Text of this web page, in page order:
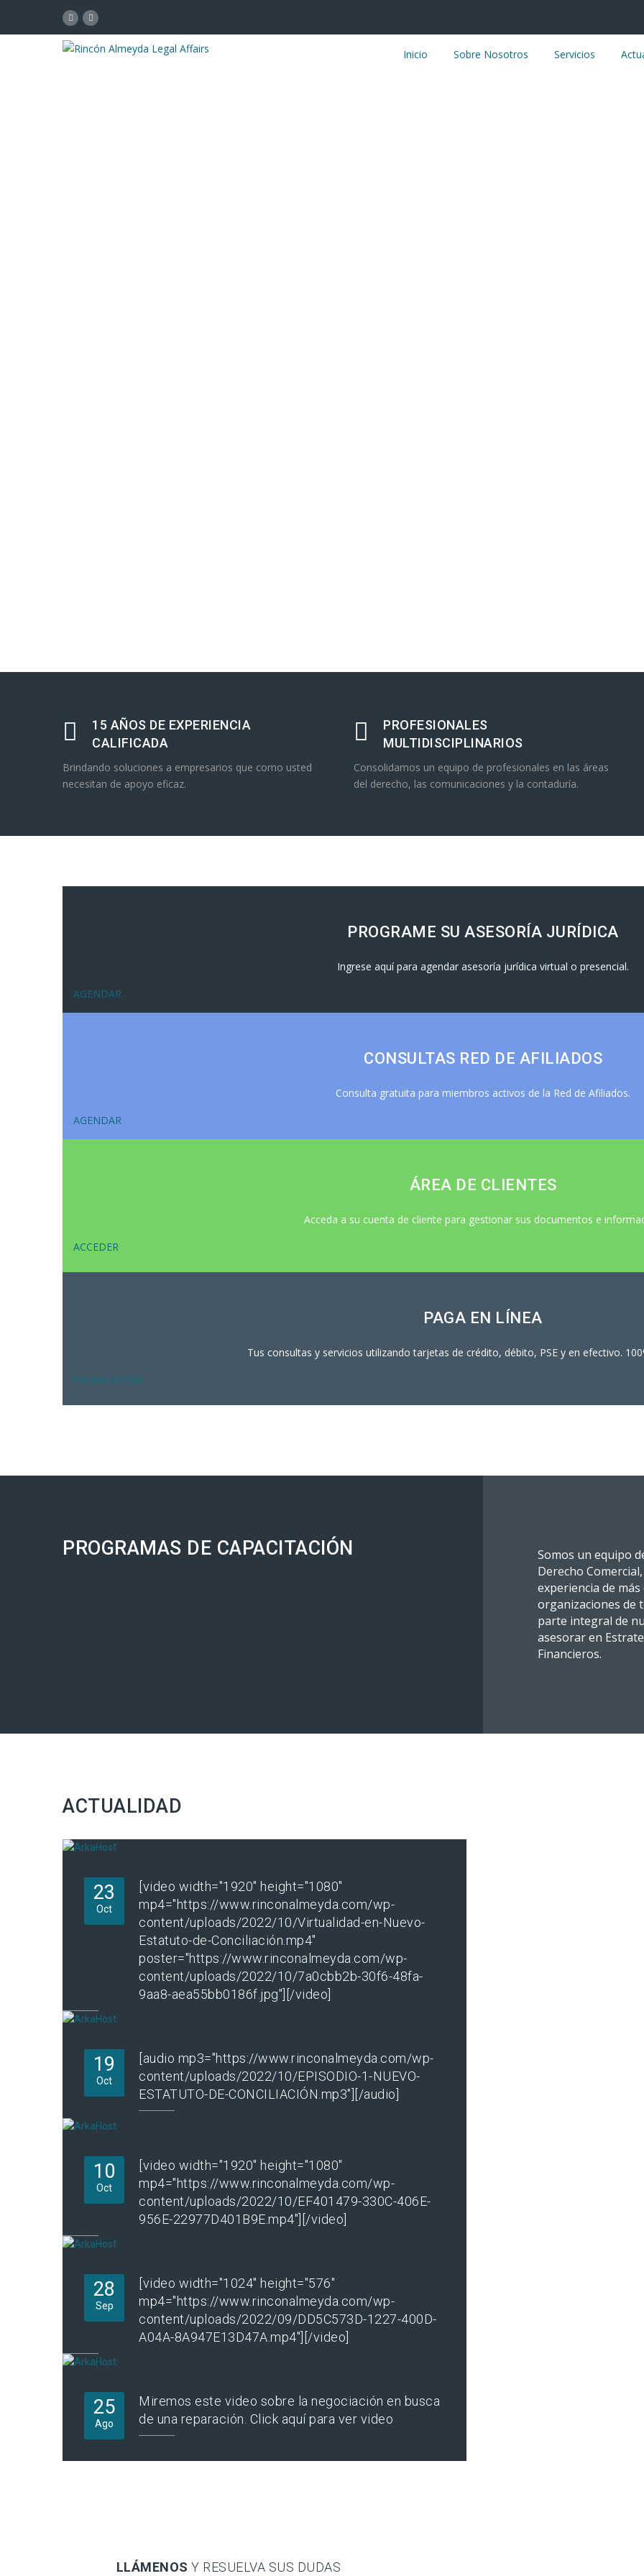
Inicio Sobre Nosotros Servicios
15 AÑOS DE EXPERIENCIA
CALIFICADA
Brindando soluciones a empresarios que como usted
necesitan de apoyo eficaz.
PROFESIONALES
MULTIDISCIPLINARIOS
Consolidamos un equipo de profesionales en las áreas
del derecho, las comunicaciones y la contaduría.
PROGRAME SU ASESORÍA JURÍDICA
Ingrese aquí para agendar asesoría jurídica virtual o presencial.
AGENDAR
CONSULTAS RED DE AFILIADOS
Consulta gratuita para miembros activos de la Red de Afiliados.
AGENDAR
ÁREA DE CLIENTES
Acceda a su cuenta de cliente para gestionar sus documentos e
ACCEDER
PAGA EN LÍNEA
Tus consultas y servicios utilizando tarjetas de crédito, débito, PSE y en efectivo.
PAGAR AHORA
PROGRAMAS DE CAPACITACIÓN
Somos un equipo
Derecho
experiencia de
organizaciones de
parte integral de
asesorar en
Financieros.
ACTUALIDAD
23
Oct
[video width="1920" height="1080"
mp4="https://www.rinconalmeyda.com/wp-
content/uploads/2022/10/Virtualidad-en-Nuevo-
Estatuto-de-Conciliación.mp4"
poster="https://www.rinconalmeyda.com/wp-
content/uploads/2022/10/7a0cbb2b-30f6-48fa-
9aa8-aea55bb0186f.jpg"][/video]
19
Oct
[audio mp3="https://www.rinconalmeyda.com/wp-
content/uploads/2022/10/EPISODIO-1-NUEVO-
ESTATUTO-DE-CONCILIACIÓN.mp3"][/audio]
10
Oct
[video width="1920" height="1080"
mp4="https://www.rinconalmeyda.com/wp-
content/uploads/2022/10/EF401479-330C-406E-
956E-22977D401B9E.mp4"][/video]
28
Sep
[video width="1024" height="576"
mp4="https://www.rinconalmeyda.com/wp-
content/uploads/2022/09/DD5C573D-1227-400D-
A04A-8A947E13D47A.mp4"][/video]
25
Ago
Miremos este video sobre la negociación en busca
de una reparación. Click aquí para ver video
LLÁMENOS Y RESUELVA SUS DUDAS